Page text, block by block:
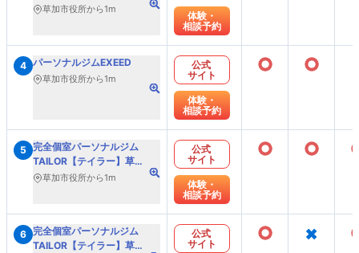
ジオ草加市役所から1m
体験・
相談予約
4 パーソナルジムEXEED
草加市役所から1m
公式
サイト
体験・
相談予約
○ ○
5 完全個室パーソナルジム
TAILOR【テイラー】草加
西口店
草加市役所から1m
公式
サイト
体験・
相談予約
○ ○
6 完全個室パーソナルジム
TAILOR【テイラー】草加
公式
サイト
○ ×